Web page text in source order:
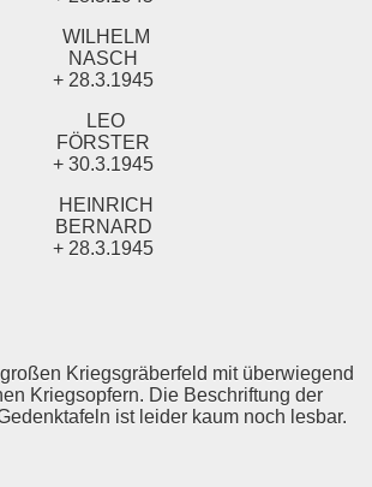
WILHELM
NASCH
+ 28.3.1945
LEO
FÖRSTER
+ 30.3.1945
HEINRICH
BERNARD
+ 28.3.1945
Kriegsgräberfeld mit überwiegend
Kriegsopfern. Die Beschriftung der
ist leider kaum noch lesbar.